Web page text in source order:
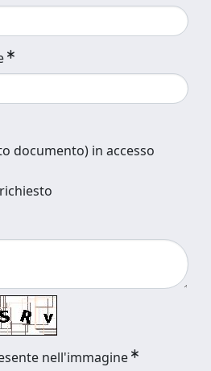
documento) in accesso
nell'immagine